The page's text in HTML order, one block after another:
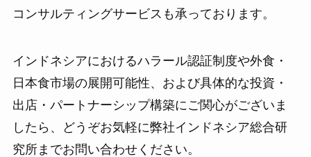
コンサルティングサービスも承っております。
インドネシアにおけるハラール認証制度や外食・
日本食市場の展開可能性、および具体的な投資・
出店・パートナーシップ構築にご関心がございま
したら、どうぞお気軽に弊社インドネシア総合研
究所までお問い合わせください。